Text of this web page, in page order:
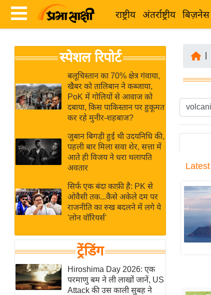
राष्ट्रीय अंतर्राष्ट्रीय बिज़नेस
News
Hindi
Hindi
Live
News in
Hindi
News
Hindi
Videos
ब
र
अंतर्राष्ट्रीय
बिज़नेस
उद्योग
विशेषज्ञ
राय
खेल
क्रिकेट
IPL
2026
स्पेशल रिपोर्ट
बलूचिस्तान का 70% क्षेत्र गंवाया,
खैबर को तालिबान ने कब्जाया,
PoK में गोलियों से आवाज को
दबाया, किस पाकिस्तान पर हुकूमत
कर रहे मुनीर-शहबाज?
जुबान बिगड़ी हुई थी उदयनिधि की,
पहली बार मिला सवा शेर, सत्ता में
आते ही विजय ने धरा थलापति
अवतार
सिर्फ एक बंदा काफ़ी है: PK से
ओवैसी तक...कैसे अकेले दम पर
राजनीति का रुख बदलने में लगे ये
'लोन वॉरियर्स'
ट्रेंडिंग
Hiroshima Day 2026: एक
परमाणु बम ने ली लाखों जानें, US
Attack की उस काली सुबह ने
Latest